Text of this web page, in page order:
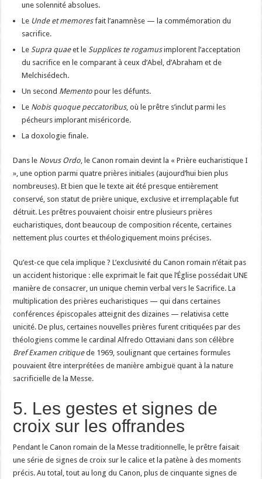
une solennité absolues.
Le Unde et memoresfait l’anamnèse — la commémoration du
sacrifice.
LeSupra quaeet leSupplices te rogamusimplorent l’acceptation
du sacrifice en le comparant à ceux d’Abel, d’Abraham et de
Melchisédech.
Un second Memento pour les défunts.
Le Nobis quoque peccatoribus, où le prêtre s’inclut parmi les
pécheurs implorant miséricorde.
La doxologie finale.
Dans le Novus Ordo, le Canon romain devint la « Prière eucharistique I
», une option parmi quatre prières initiales (aujourd’hui bien plus
nombreuses). Et bien que le texte ait été presque entièrement
conservé, son statut de prière unique, exclusive et irremplaçable fut
détruit. Les prêtres pouvaient choisir entre plusieurs prières
eucharistiques, dont beaucoup de composition récente, certaines
nettement plus courtes et théologiquement moins précises.
Qu’est-ce que cela implique ? L’exclusivité du Canon romain n’était pas
un accident historique : elle exprimait le fait que l’Église possédait UNE
manière de consacrer, un unique chemin verbal vers le Sacrifice. La
multiplication des prières eucharistiques — qui dans certaines
conférences épiscopales atteignit des dizaines — relativisa cette
unicité. De plus, certaines nouvelles prières furent critiquées par des
théologiens comme le cardinal Alfredo Ottaviani dans son célèbre
Bref Examen critiquede 1969, soulignant que certaines formules
pouvaient être interprétées de manière ambiguë quant à la nature
sacrificielle de la Messe.
5. Les gestes et signes de
croix sur les offrandes
Pendant le Canon romain de la Messe traditionnelle, le prêtre faisait
une série de signes de croix sur le calice et la patène à des moments
précis. Au total, tout au long du Canon, plus de cinquante signes de